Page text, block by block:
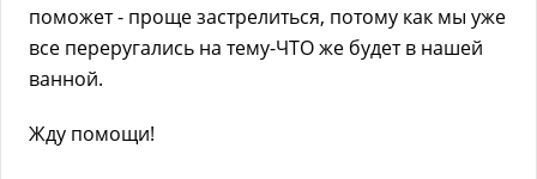
поможет - проще застрелиться, потому как мы уже
все переругались на тему-ЧТО же будет в нашей
ванной.
Жду помощи!